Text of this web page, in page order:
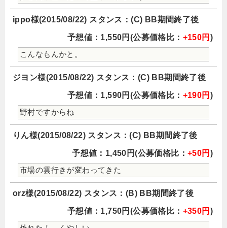
ippo様(2015/08/22) スタンス：(C) BB期間終了後
予想値：1,550円(公募価格比： +150円 )
こんなもんかと。
ジヨン様(2015/08/22) スタンス：(C) BB期間終了後
予想値：1,590円(公募価格比： +190円 )
野村ですからね
りん様(2015/08/22) スタンス：(C) BB期間終了後
予想値：1,450円(公募価格比： +50円 )
市場の雲行きが変わってきた
orz様(2015/08/22) スタンス：(B) BB期間終了後
予想値：1,750円(公募価格比： +350円 )